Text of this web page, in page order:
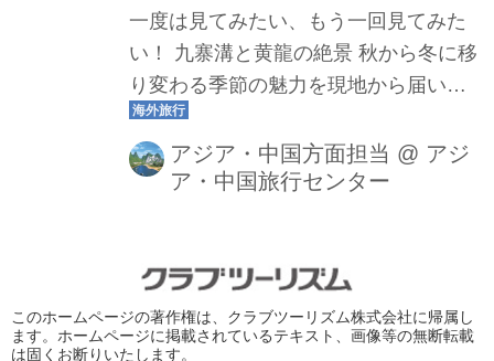
一度は見てみたい、もう一回見てみた
い！ 九寨溝と黄龍の絶景 秋から冬に移
り変わる季節の魅力を現地から届いた
旬の映像と写真を大公開～
アジア・中国方面担当 @ アジ
ア・中国旅行センター
このホームページの著作権は、クラブツーリズム株式会社に帰属し
ます。ホームページに掲載されているテキスト、画像等の無断転載
は固くお断りいたします。